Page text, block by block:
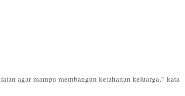
agar mampu membangun ketahanan keluarga,” kata